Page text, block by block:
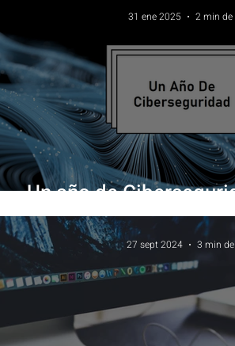
Un año de
31 ene 2025 2 min de
27 sept 2024 3 min